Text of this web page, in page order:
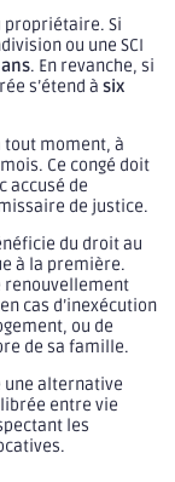
propriétaire. Si
ou une SCI
. En revanche, si
s’étend à six
tout moment, à
Ce congé doit
accusé de
de justice.
du droit au
à la première.
renouvellement
cas d’inexécution
ou de
de sa famille.
une alternative
entre vie
les